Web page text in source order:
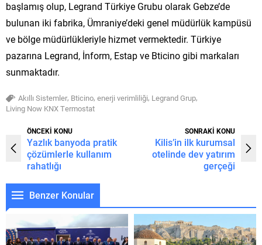
başlamış olup, Legrand Türkiye Grubu olarak Gebze’de
bulunan iki fabrika, Ümraniye’deki genel müdürlük kampüsü
ve bölge müdürlükleriyle hizmet vermektedir. Türkiye
pazarına Legrand, İnform, Estap ve Bticino gibi markaları
sunmaktadır.
Akıllı Sistemler, Bticino, enerji verimliliği, Legrand Grup,
Living Now KNX Termostat
ÖNCEKİ KONU
Yazlık banyoda pratik
çözümlerle kullanım
rahatlığı
SONRAKİ KONU
Kilis’in ilk kurumsal
otelinde dev yatırım
gerçeği
Benzer Konular